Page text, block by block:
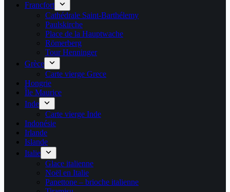
Francfort
Cathédrale Saint-Barthélemy
Paulskirche
Place de la Hauptwache
Römerberg
Tour Henninger
Grèce
Carte vierge Grece
Hongrie
Île Maurice
Inde
Carte vierge Inde
Indonésie
Irlande
Islande
Italie
Glace italienne
Noël en Italie
Panettone – brioche italienne